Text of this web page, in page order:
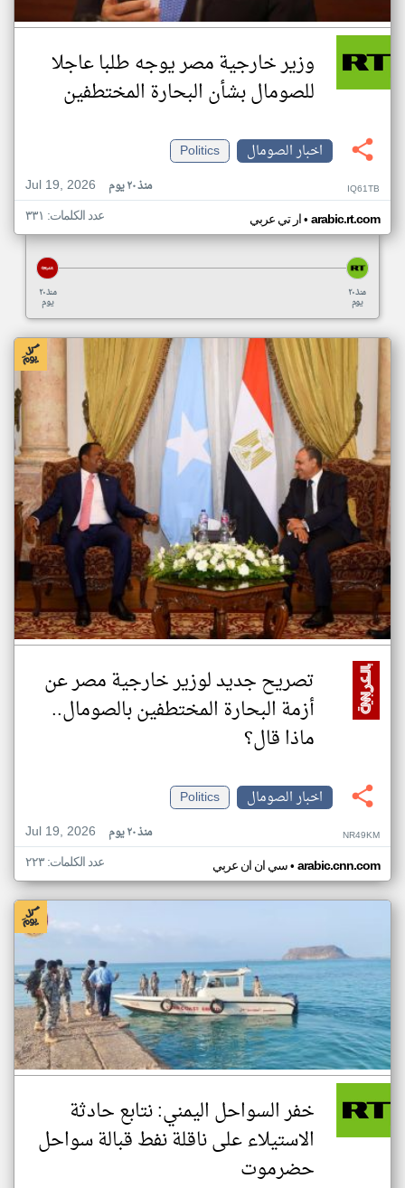
وزير خارجية مصر يوجه طلبا عاجلا
للصومال بشأن البحارة المختطفين
اخبار الصومال
Politics
Jul 19, 2026
منذ ٢٠ يوم IQ61TB
ار تي عربي• arabic.rt.com عدد الكلمات: ٣٣١
منذ ٢٠
يوم
منذ ٢٠
يوم
تصريح جديد لوزير خارجية مصر عن
أزمة البحارة المختطفين بالصومال..
ماذا قال؟
اخبار الصومال
Politics
Jul 19, 2026
منذ ٢٠ يوم NR49KM
سي ان ان عربي• arabic.cnn.com عدد الكلمات: ٢٢٣
خفر السواحل اليمني: نتابع حادثة
الاستيلاء على ناقلة نفط قبالة سواحل
حضرموت